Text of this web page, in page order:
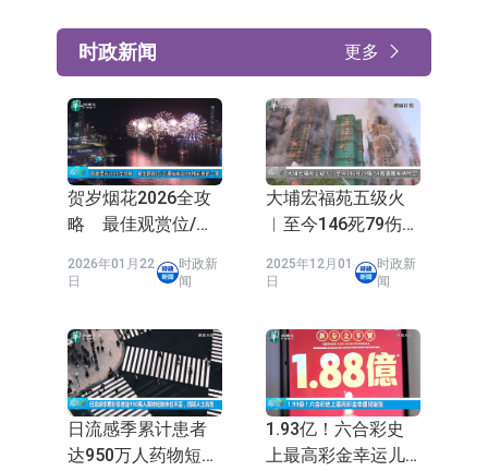
目标客户的测试认证
上期所：7月份对11个实际控制关系
账户组采取限制开仓的监管措施
特发服务：成功中标哔哩哔哩上海滨
江总部物业服务项目
亚太股份：公司是零跑汽车和
Stellantis集团的供应商
理工雷科面向边缘AI场景推出"山
海"系列智算模组 系列产品基于国产
【异动股】医疗研发外包板块拉升，
依米康：海外交付以东南亚、中东市
场为主 并已取得欧美相关认证
上交所：财通多策略福鑫定期开放灵
活配置混合型发起式证券投资基金临
时停牌
上交所：景顺长城全球半导体芯片产
业股票型证券投资基金临时停牌
【异动股】港股跌幅榜前十，卡森国
时政新闻 更多
贺岁烟花2026全攻
略 最佳观赏位/交
节一览
2026年01月22
日
时政新
闻
大埔宏福苑五级火
︱至今146死79伤
有单位结构损坏较
2025年12月01
日
时政新
闻
日流感季累计患者
达950万人药物短缺
1.93亿！六合彩史
上最高彩金幸运儿